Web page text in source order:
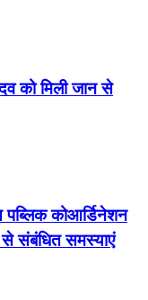
को मिली जान से
कोआर्डिनेशन
से संबंधित समस्याएं